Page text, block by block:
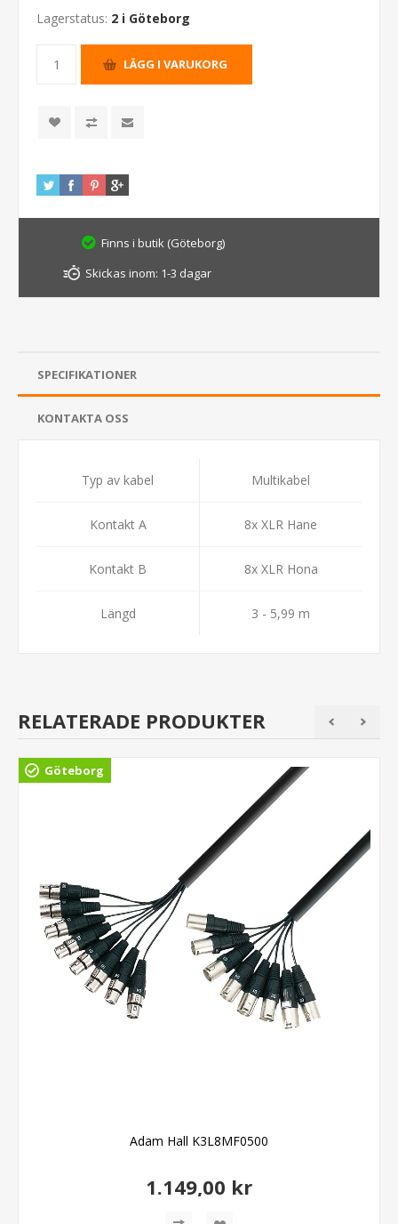
Lagerstatus: 2 i Göteborg
Finns i butik (Göteborg)
Skickas inom: 1-3 dagar
SPECIFIKATIONER
KONTAKTA OSS
Typ av kabel Multikabel
Kontakt A 8x XLR Hane
Kontakt B 8x XLR Hona
Längd 3 - 5,99 m
RELATERADE PRODUKTER
Göteborg
Adam Hall K3L8MF0500
1.149,00 kr